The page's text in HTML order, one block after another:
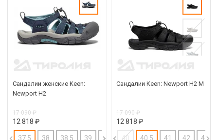
Сандалии женские Keen:
Newport H2
17 090 ₽
12 818 ₽
37.5 38 38.5 39 39.5 40
Сандалии Keen: Newport H2 M
17 090 ₽
12 818 ₽
40 40.5 41 42 42.5